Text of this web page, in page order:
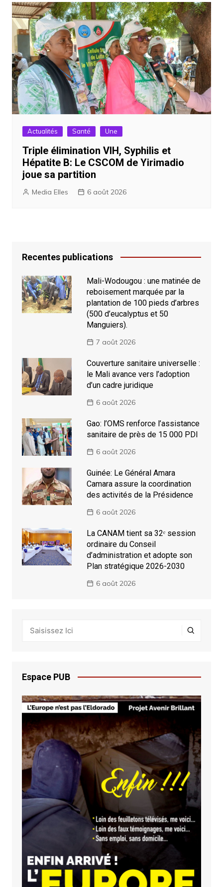
Actualités Santé Une
Triple élimination VIH, Syphilis et
Hépatite B: Le CSCOM de Yirimadio
joue sa partition
Media Elles 6 août 2026
Recentes publications
Mali-Wodougou : une matinée de
reboisement marquée par la
plantation de 100 pieds d’arbres
(500 d’eucalyptus et 50
Manguiers).
7 août 2026
Couverture sanitaire universelle :
le Mali avance vers l’adoption
d’un cadre juridique
6 août 2026
Gao: l’OMS renforce l’assistance
sanitaire de près de 15 000 PDI
6 août 2026
Guinée: Le Général Amara
Camara assure la coordination
des activités de la Présidence
6 août 2026
La CANAM tient sa 32ᵉ session
ordinaire du Conseil
d’administration et adopte son
Plan stratégique 2026-2030
6 août 2026
Espace PUB